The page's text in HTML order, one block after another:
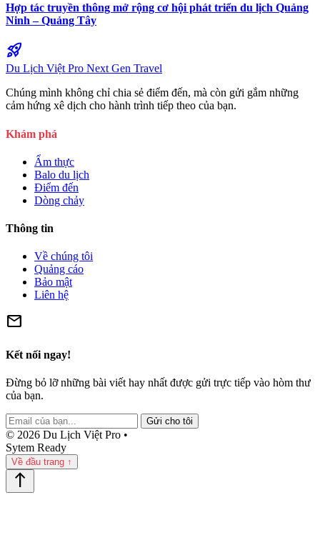
Hợp tác truyền thông mở rộng cơ hội phát triển du lịch Quảng
Ninh – Quảng Tây
rocket_launch
Du Lịch Việt Pro Next Gen Travel
Chúng mình không chỉ chia sẻ điểm đến, mà còn gửi gắm những
cảm hứng xê dịch cho hành trình tiếp theo của bạn.
Khám phá
Ẩm thực
Balo du lịch
Điểm đến
Dòng chảy
Thông tin
Về chúng tôi
Quảng cáo
Bảo mật
Liên hệ
mail
Kết nối ngay!
Đừng bỏ lỡ những bài viết hay nhất được gửi trực tiếp vào hòm thư
của bạn.
Gửi cho tôi
© 2026 Du Lịch Việt Pro •
Sytem Ready
Về đầu trang ↑
north